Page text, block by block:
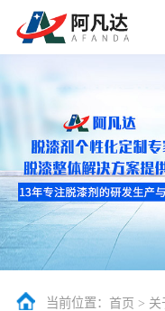
当前位置： 首页 > 关